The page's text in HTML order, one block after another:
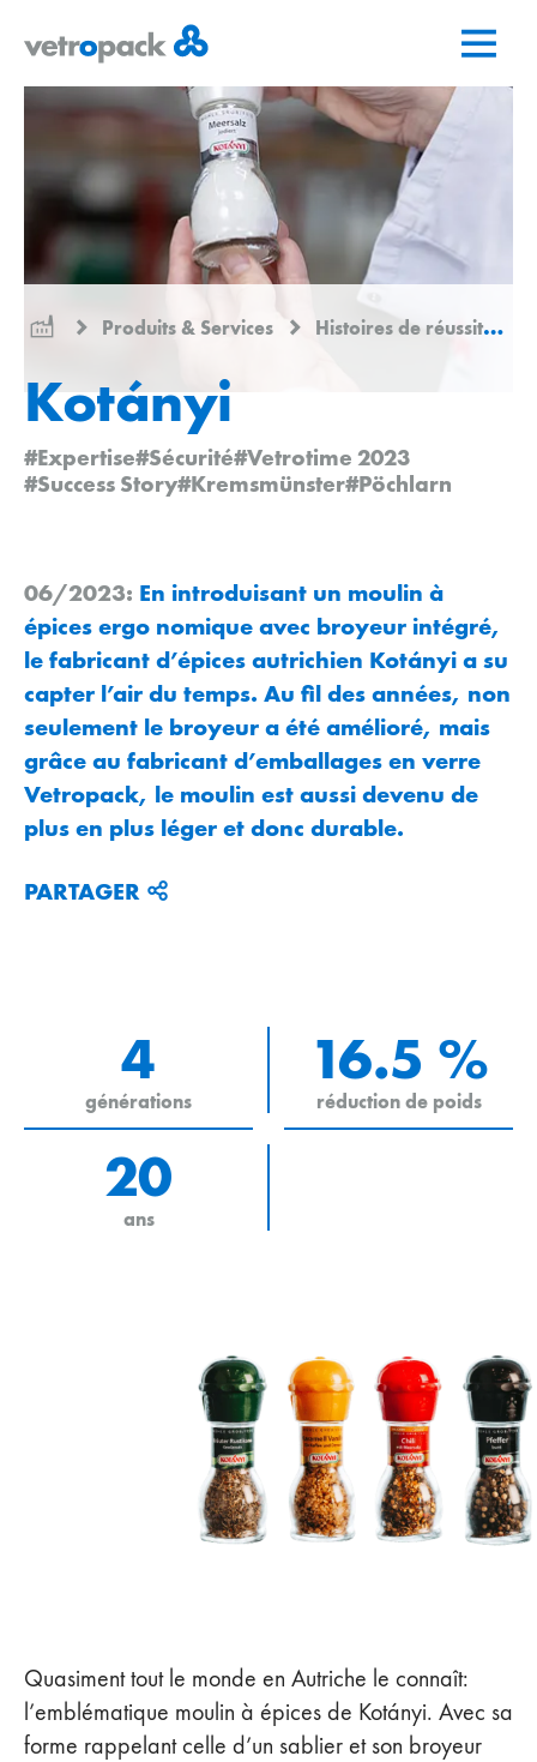
contenu
contact
Produits & Services Histoires de réussite
Kotányi
#Expertise#Sécurité#Vetrotime 2023
#Success Story#Kremsmünster#Pöchlarn
06/2023: En introduisant un moulin à
épices ergo nomique avec broyeur intégré,
le fabricant d’épices autrichien Kotányi a su
capter l’air du temps. Au fil des années, non
seulement le broyeur a été amélioré, mais
grâce au fabricant d’emballages en verre
Vetropack, le moulin est aussi devenu de
plus en plus léger et donc durable.
PARTAGER
4
générations
16.5 %
réduction de poids
20
ans
Quasiment tout le monde en Autriche le connaît:
l’emblématique moulin à épices de Kotányi. Avec sa
forme rappelant celle d’un sablier et son broyeur